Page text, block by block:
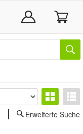
Erweiterte Suche